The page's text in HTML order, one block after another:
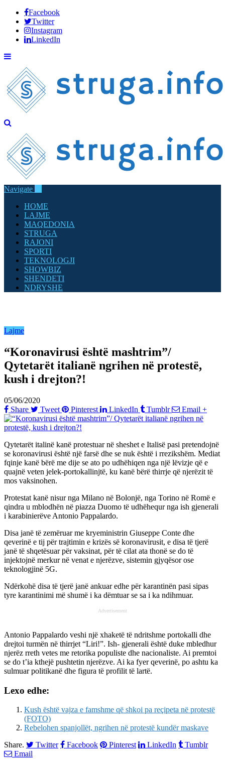
Facebook
Twitter
Instagram
LinkedIn
Navigate
HOME
LAJME
MAQEDONIA
STRUGA
RAJONI
SPORTI
TEKNOLOGJI
SHOWBIZ
SHENDETI
NDRYSHE
Lajme
“Koronavirusi është mashtrim”/
Qytetarët italianë ngrihen në protestë,
kush i drejton?!
05/06/2020
Share
Tweet Pinterest LinkedIn Tumblr Email +
Qytetarët italinë kanë protestuar në sheshet e Italisë pasi pretendojnë
se koronavirusi është një farsë dhe se nuk është i rrezikshëm. Mediat
fqinje kanë bërë me dije se ato po udhëhiqen nga një lëvizje që e
quajnë veten jelek-portokallinjtë, ku kanë bërë thirrje që njerëzit të
mos vaksinohen.
Protestat kanë nisur nga Milano në Bolonjë, nga Torino në Romë e
qindra u mblodhën në piazza Duomo të udhëhequr nga ish gjenerali
i karabinierëve Antonio Pappalardo.
Disa janë të zemëruar me kryeministrin Giuseppe Conte dhe
qeverinë e tij për trajtimin e krizës së koronavirusit, e disa të tjerë
janë të shqetësuar për vaksinat, për të cilat ata thonë se do të
injektojnë merkur në venat e njerëzve, sistemin gjyqësor ose
teknologjinë 5G.
Ndërkohë disa të tjerë janë ankuar edhe për karantinën pasi sipas
tyre karantinimi më shumë i ka dëmtuar se sa i ka ndihmuar.
Advertisement
Antonio Pappalardo veshi një xhaketë të ndritshme portokalli dhe
drejtoi turmën në thirrjet “Liri!”. Ish- gjenerali është duke mbledhur
njerëz rreth vetes me retorika populiste dhe nacionaliste. Ai premtoi
se do t’ia kthejë pushtetin njerëzve. Ai ka fyer qeverinë, po ashtu ka
sulmuar politikanë dhe figura të profilit të lartë.
Lexo edhe:
Kush është vajza e famshme që shkoi pa reçipeta në protestë
(FOTO)
Rebelohen spanjollët, ngrihen në protestë kundër maskave
Share.
Twitter Facebook Pinterest LinkedIn
Tumblr
Email